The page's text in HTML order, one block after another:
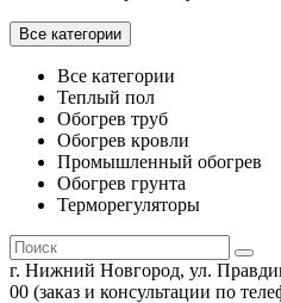
Все категории
Все категории
Теплый пол
Обогрев труб
Обогрев кровли
Промышленный обогрев
Обогрев грунта
Терморегуляторы
г. Нижний Новгород, ул.
00 (заказ и консультации по